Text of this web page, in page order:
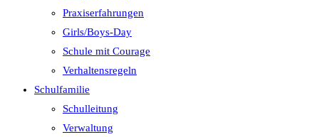
Praxiserfahrungen
Girls/Boys-Day
Schule mit Courage
Verhaltensregeln
Schulfamilie
Schulleitung
Verwaltung